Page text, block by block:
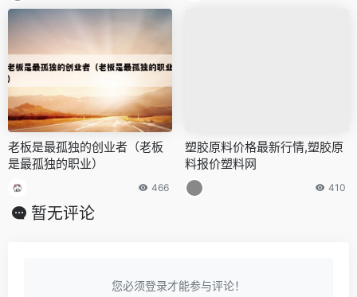
老板是最孤独的创业者（老板
是最孤独的职业）
466
塑胶原料价格最新行情,塑胶原
料报价塑料网
410
暂无评论
您必须登录才能参与评论！